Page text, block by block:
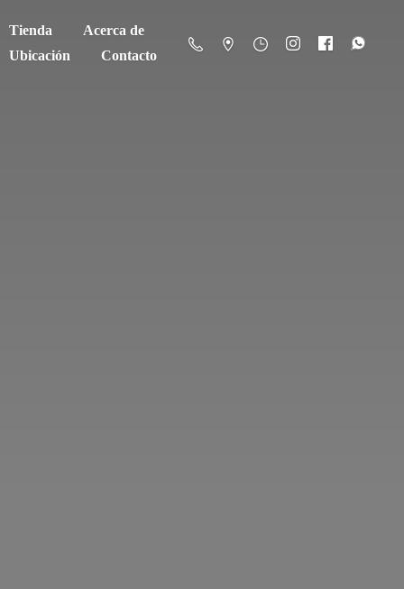
Tienda
Acerca de
Ubicación
Contacto